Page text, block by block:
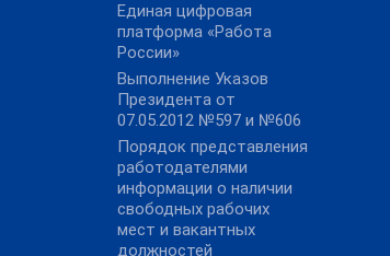
Единая цифровая
платформа «Работа
России»
Выполнение Указов
Президента от
07.05.2012 №597 и №606
Порядок представления
работодателями
информации о наличии
свободных рабочих
мест и вакантных
должностей